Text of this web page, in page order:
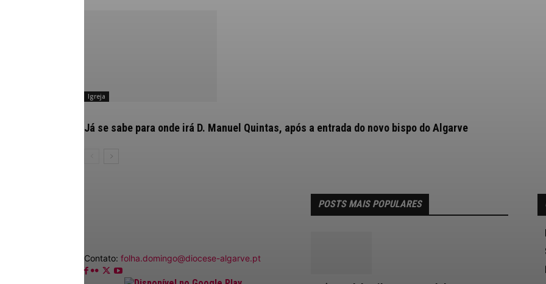
Igreja
Já se sabe para onde irá D. Manuel Quintas, após a entrada do novo bispo do Algarve
Contato: folha.domingo@diocese-algarve.pt
POSTS MAIS POPULARES